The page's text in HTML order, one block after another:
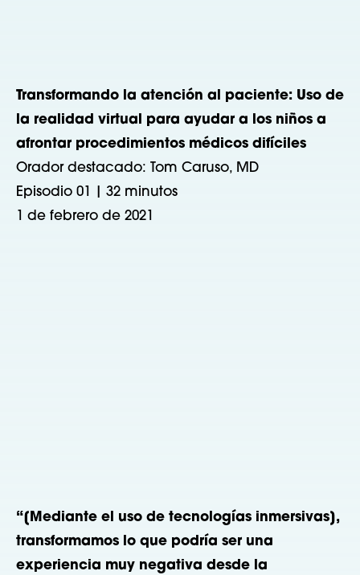
Transformando la atención al paciente: Uso de
la realidad virtual para ayudar a los niños a
afrontar procedimientos médicos difíciles
Orador destacado: Tom Caruso, MD
Episodio 01 | 32 minutos
1 de febrero de 2021
“[Mediante el uso de tecnologías inmersivas],
transformamos lo que podría ser una
experiencia muy negativa desde la